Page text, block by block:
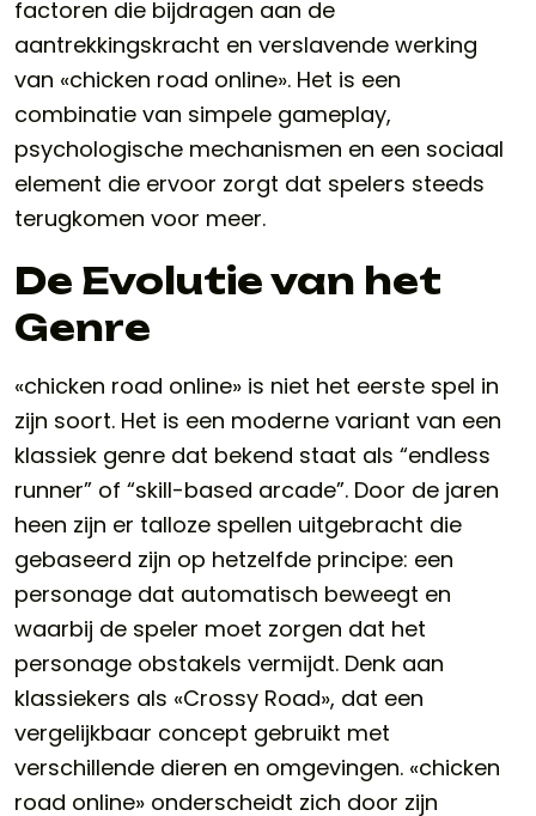
factoren die bijdragen aan de
aantrekkingskracht en verslavende werking
van «chicken road online». Het is een
combinatie van simpele gameplay,
psychologische mechanismen en een sociaal
element die ervoor zorgt dat spelers steeds
terugkomen voor meer.
De Evolutie van het
Genre
«chicken road online» is niet het eerste spel in
zijn soort. Het is een moderne variant van een
klassiek genre dat bekend staat als “endless
runner” of “skill-based arcade”. Door de jaren
heen zijn er talloze spellen uitgebracht die
gebaseerd zijn op hetzelfde principe: een
personage dat automatisch beweegt en
waarbij de speler moet zorgen dat het
personage obstakels vermijdt. Denk aan
klassiekers als «Crossy Road», dat een
vergelijkbaar concept gebruikt met
verschillende dieren en omgevingen. «chicken
road online» onderscheidt zich door zijn